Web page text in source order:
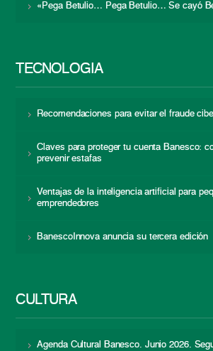
«Pega Betulio… Pega Betulio… Se cayó
TECNOLOGÍA
Recomendaciones para evitar el fraude
Claves para proteger tu cuenta Banesco:
prevenir estafas
Ventajas de la inteligencia artificial para
emprendedores
BanescoInnova anuncia su tercera edición
CULTURA
Agenda Cultural Banesco. Junio 2026.